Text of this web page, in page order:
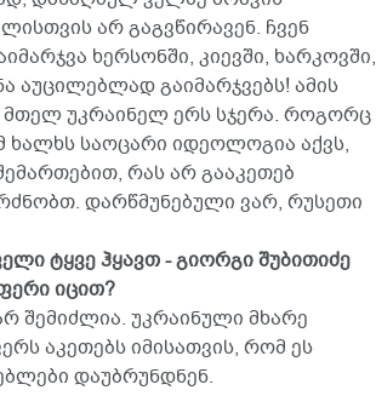
არ გაგვწირავენ. ჩვენ
ხერსონში, კიევში, ხარკოვში,
აუცილებლად გაიმარჯვებს! ამის
მთელ უკრაინელ ერს სჯერა. როგორც
ხალხს საოცარი იდეოლოგია აქვს,
რას არ გააკეთებ
დარწმუნებული ვარ, რუსეთი
ტყვე ჰყავთ - გიორგი შუბითიძე
იცით?
შემიძლია. უკრაინული მხარე
აკეთებს იმისათვის, რომ ეს
დაუბრუნდნენ.